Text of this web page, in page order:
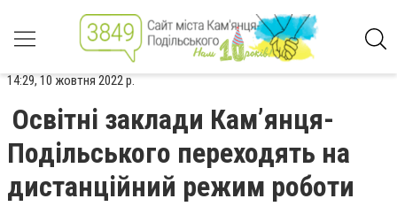
14:29, 10 жовтня 2022 р.
Освітні заклади Кам’янця-
Подільського переходять на
дистанційний режим роботи